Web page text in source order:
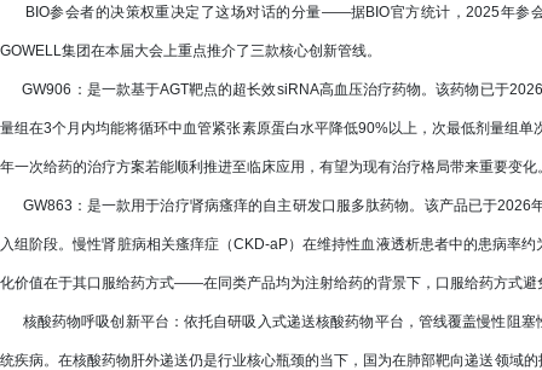
BIO参会者的决策权重决定了这场对话的分量——据BIO官方统计，2025年参
GOWELL集团在本届大会上重点推介了三款核心创新管线。
GW906：是一款基于AGT靶点的超长效siRNA高血压治疗药物。该药物已于
量组在3个月内均能将循环中血管紧张素原蛋白水平降低90%以上，次最低剂量组
年一次给药的治疗方案若能顺利推进至临床应用，有望为现有治疗格局带来重要变化
GW863：是一款用于治疗肾病瘙痒的自主研发口服多肽药物。该产品已于2026
入组阶段。慢性肾脏病相关瘙痒症（CKD-aP）在维持性血液透析患者中的患病率
化价值在于其口服给药方式——在同类产品均为注射给药的背景下，口服给药方式
核酸药物呼吸创新平台：依托自研吸入式递送核酸药物平台，管线覆盖慢性阻
统疾病。在核酸药物肝外递送仍是行业核心瓶颈的当下，国为在肺部靶向递送领域